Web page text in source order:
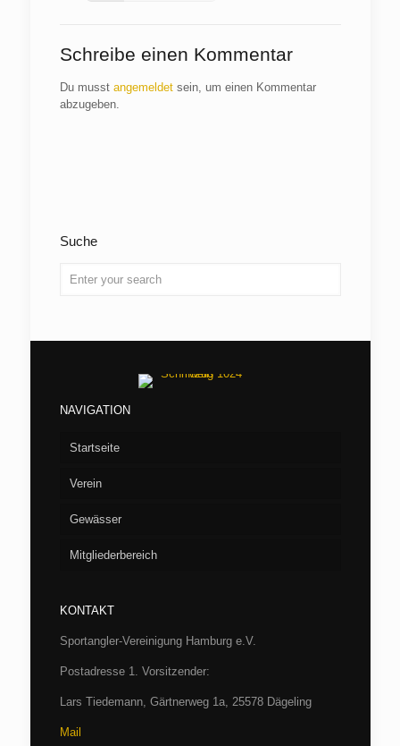
Schreibe einen Kommentar
Du musst angemeldetsein, um einen Kommentar
abzugeben.
Suche
NAVIGATION
Startseite
Verein
Vorstand
Aufnahme
Fischereibestimmungen und Gewässerordnung
Gewässer
Seen
Drüsensee
Trave bei Herrenmühle
Schleswig-Holstein
Mitgliederbereich
Protokolle
SAV-Termine 2026
KONTAKT
Sportangler-Vereinigung Hamburg e.V.
Postadresse 1. Vorsitzender:
Lars Tiedemann, Gärtnerweg 1a, 25578 Dägeling
Mail